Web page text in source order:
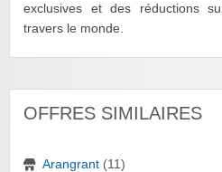
exclusives et des réductions
travers le monde.
OFFRES SIMILAIRES
Arangrant (11)